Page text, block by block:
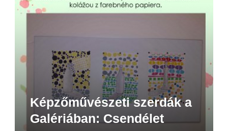
Képzőművészeti szerdák a
Galériában: Csendélet